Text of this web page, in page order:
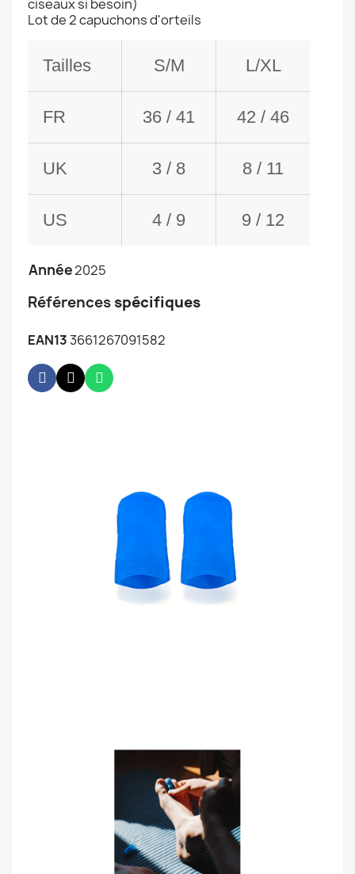
ciseaux si besoin)
Lot de 2 capuchons d'orteils
Tailles S/M L/XL
FR 36 / 41 42 / 46
UK 3 / 8 8 / 11
US 4 / 9 9 / 12
Année2025
Références spécifiques
EAN133661267091582